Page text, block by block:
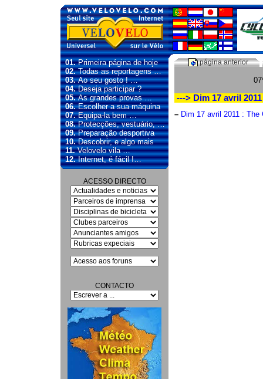
01.Primeira página de hoje
02.Todas as reportagens …
03.Ao seu gosto ! …
04.Deseja participar ?
05.As grandes provas …
06.Escolher a sua máquina
07.Equipa-la bem …
08.Protecções, vestuário, …
09.Preparação desportiva
10.Descobrir, e algo mais
11.Velovelo vila …
12.Internet, é fácil !…
ACESSO DIRECTO
CONTACTO
página anterior
---> Dim 17 avril
– Dim 17 avril 2011 :